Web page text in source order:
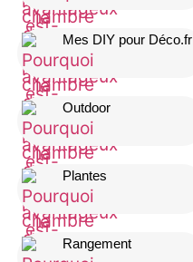
Mes DIY pour Déco.fr
Outdoor
Plantes
Rangement